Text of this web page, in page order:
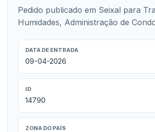
Pedido publicado em Seixal para
Humidades, Administração de
DATA DE ENTRADA
09-04-2026
ID
14790
ZONA DO PAÍS